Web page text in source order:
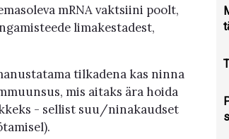
mRNA vaktsiini poolt,
limakestadest,
tilkadena kas ninna
mis aitaks ära hoida
- sellist suu/ninakaudset